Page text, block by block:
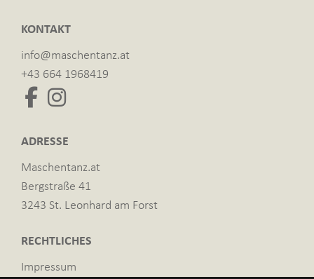
KONTAKT
info@maschentanz.at
+43 664 1968419
ADRESSE
Maschentanz.at
Bergstraße 41
3243 St. Leonhard am Forst
RECHTLICHES
Impressum